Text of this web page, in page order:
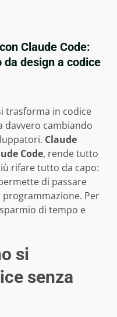
Claude Code:
design a codice
trasforma in codice
davvero cambiando
Claude
Code, rende tutto
rifare tutto da capo:
di passare
Per
di tempo e
si
senza